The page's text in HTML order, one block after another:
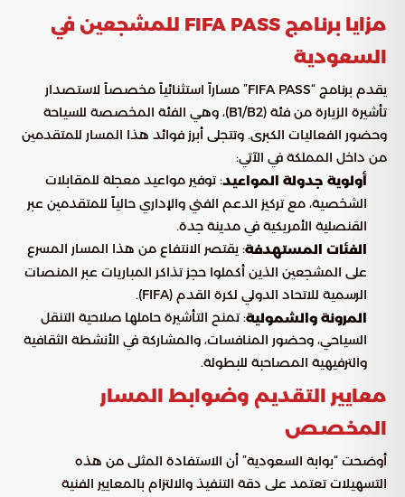
مزايا برنامج FIFA PASS للمشجعين في
السعودية
يقدم برنامج “FIFA PASS” مساراً استثنائياً مخصصاً لاستصدار
تأشيرة الزيارة من فئة (B1/B2)، وهي الفئة المخصصة للسياحة
وحضور الفعاليات الكبرى. وتتجلى أبرز فوائد هذا المسار للمتقدمين
من داخل المملكة في الآتي:
أولوية جدولة المواعيد: توفير مواعيد معجلة للمقابلات
الشخصية، مع تركيز الدعم الفني والإداري حالياً للمتقدمين عبر
القنصلية الأمريكية في مدينة جدة.
الفئات المستهدفة: يقتصر الانتفاع من هذا المسار المسرع
على المشجعين الذين أكملوا حجز تذاكر المباريات عبر المنصات
الرسمية للاتحاد الدولي لكرة القدم (FIFA).
المرونة والشمولية: تمنح التأشيرة حاملها صلاحية التنقل
السياحي، وحضور المنافسات، والمشاركة في الأنشطة الثقافية
والترفيهية المصاحبة للبطولة.
معايير التقديم وضوابط المسار
المخصص
أوضحت “بوابة السعودية” أن الاستفادة المثلى من هذه
التسهيلات تعتمد على دقة التنفيذ والالتزام بالمعايير الفنية